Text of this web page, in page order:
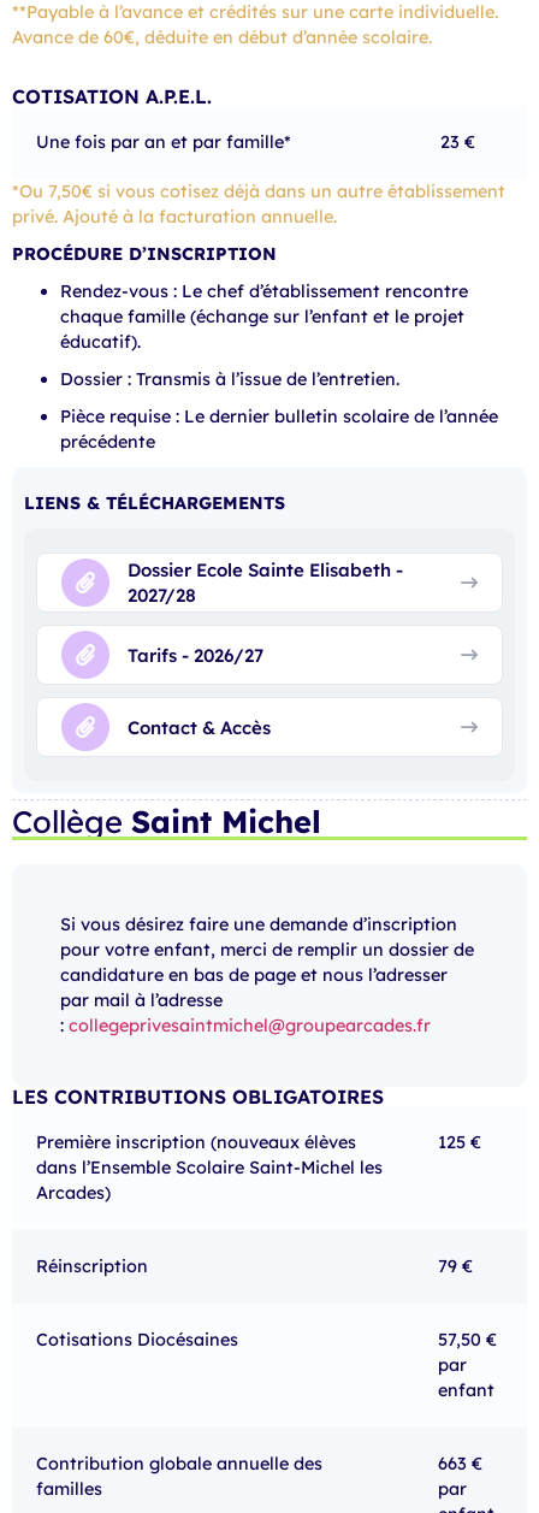
**Payable à l’avance et crédités sur une carte individuelle.
Avance de 60€, déduite en début d’année scolaire.
COTISATION A.P.E.L.
Une fois par an et par famille* 23 €
*Ou 7,50€ si vous cotisez déjà dans un autre établissement
privé. Ajouté à la facturation annuelle.
PROCÉDURE D’INSCRIPTION
Rendez-vous : Le chef d’établissement rencontre
chaque famille (échange sur l’enfant et le projet
éducatif).
Dossier : Transmis à l’issue de l’entretien.
Pièce requise : Le dernier bulletin scolaire de l’année
précédente
LIENS & TÉLÉCHARGEMENTS
Dossier Ecole Sainte Elisabeth -
2027/28
Tarifs - 2026/27
Contact & Accès
Collège Saint Michel
Si vous désirez faire une demande d’inscription
pour votre enfant, merci de remplir un dossier de
candidature en bas de page et nous l’adresser
par mail à l’adresse
: collegeprivesaintmichel@groupearcades.fr
LES CONTRIBUTIONS OBLIGATOIRES
Première inscription (nouveaux élèves
dans l’Ensemble Scolaire Saint-Michel les
Arcades)
125 €
Réinscription 79 €
Cotisations Diocésaines
57,50 €
par
enfant
Contribution globale annuelle des
familles
663 €
par